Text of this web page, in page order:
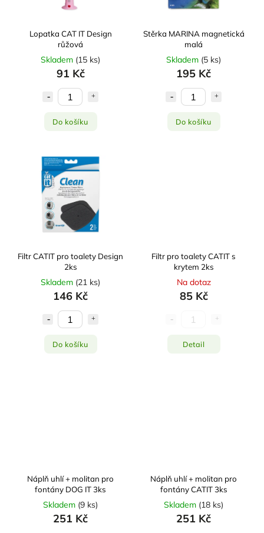
Lopatka CAT IT Design
růžová
Skladem (15 ks)
91 Kč
Do košíku
Stěrka MARINA magnetická
malá
Skladem (5 ks)
195 Kč
Do košíku
Filtr CATIT pro toalety Design
2ks
Skladem (21 ks)
146 Kč
Do košíku
Filtr pro toalety CATIT s
krytem 2ks
Na dotaz
85 Kč
Detail
Náplň uhlí + molitan pro
fontány DOG IT 3ks
Skladem (9 ks)
251 Kč
Náplň uhlí + molitan pro
fontány CATIT 3ks
Skladem (18 ks)
251 Kč